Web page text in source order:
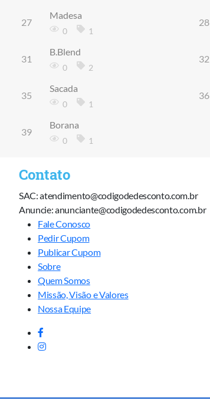
27
Madesa
0 1
28
31
B.Blend
0 2
32
35
Sacada
0 1
36
39
Borana
0 1
Contato
SAC: atendimento@codigodedesconto.com.br
Anuncie: anunciante@codigodedesconto.com.br
Fale Conosco
Pedir Cupom
Publicar Cupom
Sobre
Quem Somos
Missão, Visão e Valores
Nossa Equipe